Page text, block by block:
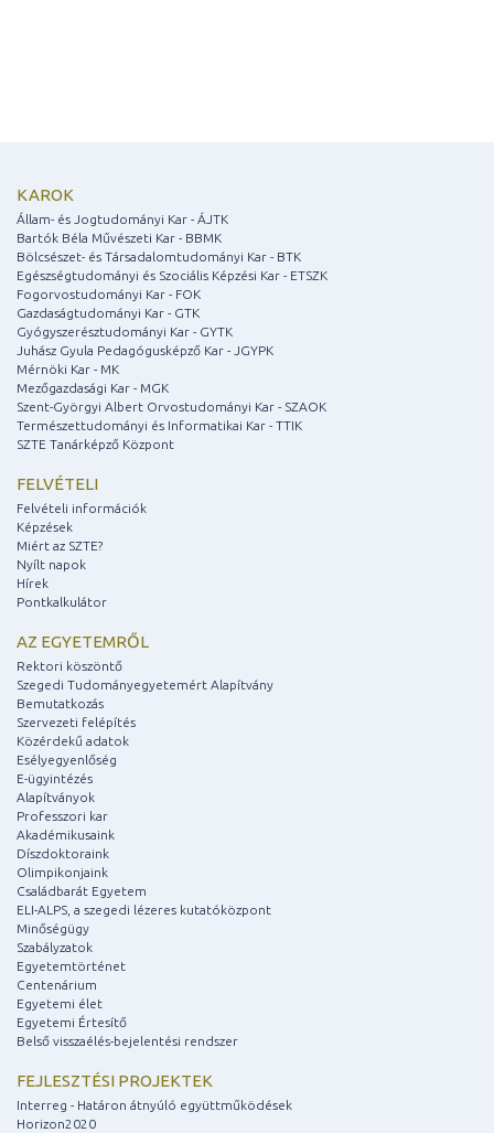
KAROK
Állam- és Jogtudományi Kar - ÁJTK
Bartók Béla Művészeti Kar - BBMK
Bölcsészet- és Társadalomtudományi Kar - BTK
Egészségtudományi és Szociális Képzési Kar - ETSZK
Fogorvostudományi Kar - FOK
Gazdaságtudományi Kar - GTK
Gyógyszerésztudományi Kar - GYTK
Juhász Gyula Pedagógusképző Kar - JGYPK
Mérnöki Kar - MK
Mezőgazdasági Kar - MGK
Szent-Györgyi Albert Orvostudományi Kar - SZAOK
Természettudományi és Informatikai Kar - TTIK
SZTE Tanárképző Központ
FELVÉTELI
Felvételi információk
Képzések
Miért az SZTE?
Nyílt napok
Hírek
Pontkalkulátor
AZ EGYETEMRŐL
Rektori köszöntő
Szegedi Tudományegyetemért Alapítvány
Bemutatkozás
Szervezeti felépítés
Közérdekű adatok
Esélyegyenlőség
E-ügyintézés
Alapítványok
Professzori kar
Akadémikusaink
Díszdoktoraink
Olimpikonjaink
Családbarát Egyetem
ELI-ALPS, a szegedi lézeres kutatóközpont
Minőségügy
Szabályzatok
Egyetemtörténet
Centenárium
Egyetemi élet
Egyetemi Értesítő
Belső visszaélés-bejelentési rendszer
FEJLESZTÉSI PROJEKTEK
Interreg - Határon átnyúló együttműködések
Horizon2020